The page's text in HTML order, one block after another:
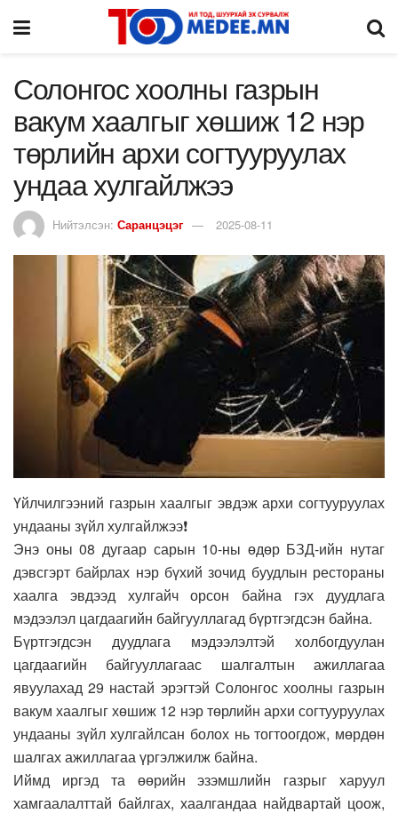
Солонгос хоолны газрын
вакум хаалгыг хөшиж 12 нэр
төрлийн архи согтууруулах
ундаа хулгайлжээ
Нийтэлсэн: Саранцэцэг 2025-08-11
Үйлчилгээний газрын хаалгыг эвдэж архи согтууруулах
ундааны зүйл хулгайлжээ❗
Энэ оны 08 дугаар сарын 10-ны өдөр БЗД-ийн нутаг
дэвсгэрт байрлах нэр бүхий зочид буудлын рестораны
хаалга эвдээд хулгайч орсон байна гэх дуудлага
мэдээлэл цагдаагийн байгууллагад бүртгэгдсэн байна.
Бүртгэгдсэн дуудлага мэдээлэлтэй холбогдуулан
цагдаагийн байгууллагаас шалгалтын ажиллагаа
явуулахад 29 настай эрэгтэй Солонгос хоолны газрын
вакум хаалгыг хөшиж 12 нэр төрлийн архи согтууруулах
ундааны зүйл хулгайлсан болох нь тогтоогдож, мөрдөн
шалгах ажиллагаа үргэлжилж байна.
Иймд иргэд та өөрийн эзэмшлийн газрыг харуул
хамгаалалттай байлгах, хаалгандаа найдвартай цоож,